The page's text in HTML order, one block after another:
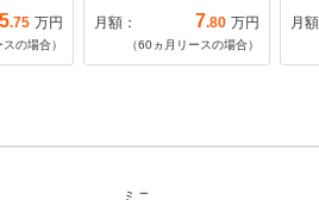
5.75 万円
の場合）
月額： 7.80 万円
（60ヵ月リースの場合）
月額
ミニ